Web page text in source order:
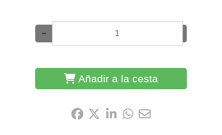
−
Añadir a la cesta